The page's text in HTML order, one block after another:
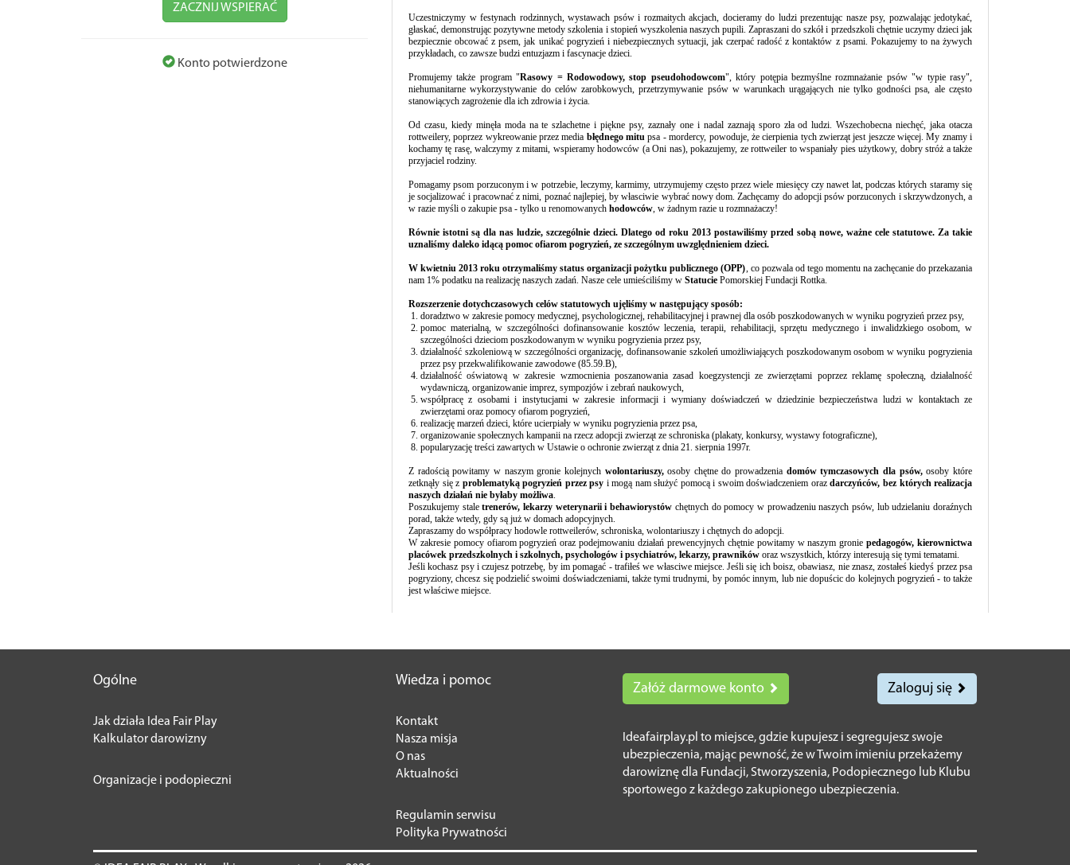
ZACZNIJ WSPIERAĆ
Konto potwierdzone
Uczestniczymy w festynach rodzinnych, wystawach psów i rozmaitych akcjach, docieramy do ludzi prezentując nasze psy, pozwalając jedotykać,
głaskać, demonstrując pozytywne metody szkolenia i stopień wyszkolenia naszych pupili. Zapraszani do szkół i przedszkoli chętnie uczymy dzieci jak
bezpiecznie obcować z psem, jak unikać pogryzień i niebezpiecznych sytuacji, jak czerpać radość z kontaktów z psami. Pokazujemy to na żywych
przykładach, co zawsze budzi entuzjazm i fascynacje dzieci.
Promujemy także program "Rasowy = Rodowodowy, stop pseudohodowcom", który potępia bezmyślne rozmnażanie psów "w typie rasy",
niehumanitarne wykorzystywanie do celów zarobkowych, przetrzymywanie psów w warunkach urągających nie tylko godności psa, ale często
stanowiących zagrożenie dla ich zdrowia i życia.
Od czasu, kiedy minęła moda na te szlachetne i piękne psy, zaznały one i nadal zaznają sporo zła od ludzi. Wszechobecna niechęć, jaka otacza
rottweilery, poprzez wykreowanie przez media błędnego mitu psa - mordercy, powoduje, że cierpienia tych zwierząt jest jeszcze więcej. My znamy i
kochamy tę rasę, walczymy z mitami, wspieramy hodowców (a Oni nas), pokazujemy, ze rottweiler to wspaniały pies użytkowy, dobry stróż a także
przyjaciel rodziny.
Pomagamy psom porzuconym i w potrzebie, leczymy, karmimy, utrzymujemy często przez wiele miesięcy czy nawet lat, podczas których staramy się
je socjalizować i pracownać z nimi, poznać najlepiej, by własciwie wybrać nowy dom. Zachęcamy do adopcji psów porzuconych i skrzywdzonych, a
w razie myśli o zakupie psa - tylko u renomowanych hodowców , w żadnym razie u rozmnażaczy!
Równie istotni są dla nas ludzie, szczególnie dzieci. Dlatego od roku 2013 postawiliśmy przed sobą nowe, ważne cele statutowe. Za takie
uznaliśmy daleko idącą pomoc ofiarom pogryzień, ze szczególnym uwzględnieniem dzieci.
W kwietniu 2013 roku otrzymaliśmy status organizacji pożytku publicznego (OPP) , co pozwala od tego momentu na zachęcanie do przekazania
nam 1% podatku na realizację naszych zadań. Nasze cele umieściliśmy w Statucie Pomorskiej Fundacji Rottka.
Rozszerzenie dotychczasowych celów statutowych ujęliśmy w następujący sposób:
doradztwo w zakresie pomocy medycznej, psychologicznej, rehabilitacyjnej i prawnej dla osób poszkodowanych w wyniku pogryzień przez psy,
pomoc materialną, w szczególności dofinansowanie kosztów leczenia, terapii, rehabilitacji, sprzętu medycznego i inwalidzkiego osobom, w
szczególności dzieciom poszkodowanym w wyniku pogryzienia przez psy,
działalność szkoleniową w szczególności organizację, dofinansowanie szkoleń umożliwiających poszkodowanym osobom w wyniku pogryzienia
przez psy przekwalifikowanie zawodowe (85.59.B),
działalność oświatową w zakresie wzmocnienia poszanowania zasad koegzystencji ze zwierzętami poprzez reklamę społeczną, działalność
wydawniczą, organizowanie imprez, sympozjów i zebrań naukowych,
współpracę z osobami i instytucjami w zakresie informacji i wymiany doświadczeń w dziedzinie bezpieczeństwa ludzi w kontaktach ze
zwierzętami oraz pomocy ofiarom pogryzień,
realizację marzeń dzieci, które ucierpiały w wyniku pogryzienia przez psa,
organizowanie społecznych kampanii na rzecz adopcji zwierząt ze schroniska (plakaty, konkursy, wystawy fotograficzne),
popularyzację treści zawartych w Ustawie o ochronie zwierząt z dnia 21. sierpnia 1997r.
Z radością powitamy w naszym gronie kolejnych wolontariuszy,osoby chętne do prowadzenia domów tymczasowych dla psów,osoby które
zetknąły się z problematyką pogryzień przez psy i mogą nam służyć pomocą i swoim doświadczeniem orazdarczyńców, bez których realizacja
naszych działań nie byłaby możliwa
Poszukujemy staletrenerów, lekarzy weterynarii i behawiorystów chętnych do pomocy w prowadzeniu naszych psów, lub udzielaniu doraźnych
porad, także wtedy, gdy są już w domach adopcyjnych.
Zapraszamy do współpracy hodowle rottweilerów, schroniska, wolontariuszy i chętnych do adopcji.
W zakresie pomocy ofiarom pogryzień oraz podejmowaniu działań prewencyjnych chętnie powitamy w naszym groniepedagogów, kierownictwa
placówek przedszkolnych i szkolnych, psychologów i psychiatrów, lekarzy, prawników oraz wszystkich, którzy interesują się tymi tematami.
Jeśli kochasz psy i czujesz potrzebę, by im pomagać - trafiłeś we własciwe miejsce. Jeśli się ich boisz, obawiasz, nie znasz, zostałeś kiedyś przez psa
pogryziony, chcesz się podzielić swoimi doświadczeniami, także tymi trudnymi, by pomóc innym, lub nie dopuścic do kolejnych pogryzień - to także
jest właściwe miejsce.
Ogólne
Jak działa Idea Fair Play
Kalkulator darowizny
Organizacje i podopieczni
Wiedza i pomoc
Kontakt
Nasza misja
O nas
Aktualności
Regulamin serwisu
Polityka Prywatności
Załóż darmowe konto Zaloguj się
Ideafairplay.pl to miejsce, gdzie kupujesz i segregujesz swoje
ubezpieczenia, mając pewność, że w Twoim imieniu przekażemy
darowiznę dla Fundacji, Stworzyszenia, Podopiecznego lub Klubu
sportowego z każdego zakupionego ubezpieczenia.